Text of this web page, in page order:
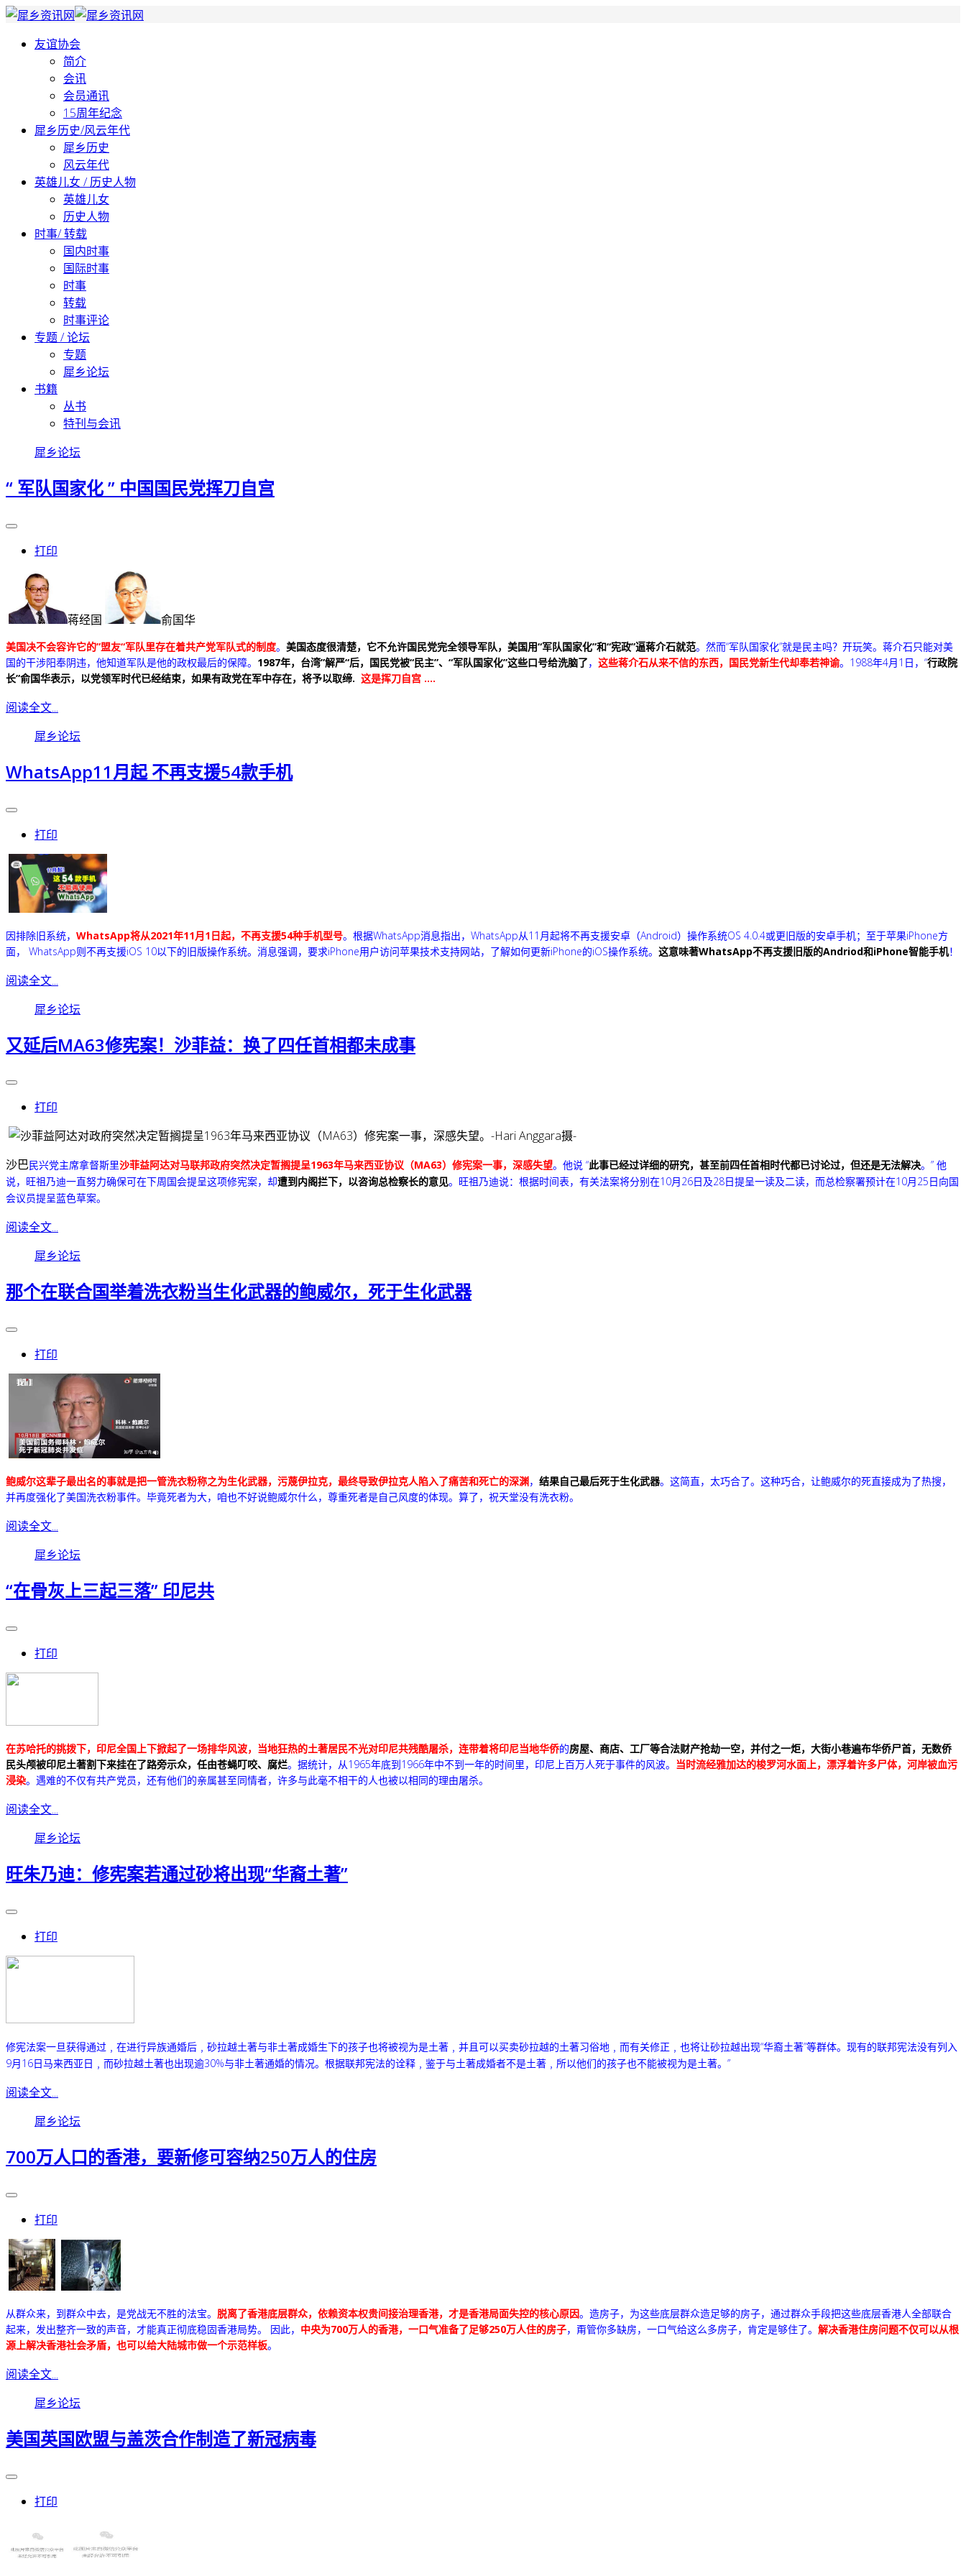
友谊协会
简介
会讯
会员通讯
15周年纪念
犀乡历史/风云年代
犀乡历史
风云年代
英雄儿女 / 历史人物
英雄儿女
历史人物
时事/ 转载
国内时事
国际时事
时事
转载
时事评论
专题 / 论坛
专题
犀乡论坛
书籍
丛书
特刊与会讯
犀乡论坛
“ 军队国家化 ” 中国国民党挥刀自宫
打印
蒋经国 俞国华
美国决不会容许它的”盟友“军队里存在着共产党军队式的制度。 美国态度很清楚，它不允许国民党完全领导军队，美国用“军队国家化”和“宪政”逼蒋介石就范。然而“军队国家化”就是民主吗？开玩笑。蒋介石只能对美
国的干涉阳奉阴违，他知道军队是他的政权最后的保障。 1987年，台湾”解严“后，国民党被“民主”、“军队国家化”这些口号给洗脑了， 这些蒋介石从来不信的东西，国民党新生代却奉若神谕。1988年4月1日，“行政院
长”俞国华表示，以党领军时代已经结束，如果有政党在军中存在，将予以取缔. 这是挥刀自宫 ....
阅读全文...
犀乡论坛
WhatsApp11月起 不再支援54款手机
打印
因排除旧系统， WhatsApp将从2021年11月1日起，不再支援54种手机型号。根据WhatsApp消息指出，WhatsApp从11月起将不再支援安卓（Android）操作系统OS 4.0.4或更旧版的安卓手机；至于苹果iPhone方
面， WhatsApp则不再支援iOS 10以下的旧版操作系统。消息强调，要求iPhone用户访问苹果技术支持网站，了解如何更新iPhone的iOS操作系统。 这意味著WhatsApp不再支援旧版的Andriod和iPhone智能手机！
阅读全文...
犀乡论坛
又延后MA63修宪案！沙菲益：换了四任首相都未成事
打印
沙巴民兴党主席拿督斯里沙菲益阿达对马联邦政府突然决定暂搁提呈1963年马来西亚协议（MA63）修宪案一事，深感失望。 他说 “此事已经过详细的研究，甚至前四任首相时代都已讨论过，但还是无法解决。” 他
说，旺祖乃迪一直努力确保可在下周国会提呈这项修宪案，却遭到内阁拦下，以咨询总检察长的意见。 旺祖乃迪说：根据时间表，有关法案将分别在10月26日及28日提呈一读及二读，而总检察署预计在10月25日向国
会议员提呈蓝色草案。
阅读全文...
犀乡论坛
那个在联合国举着洗衣粉当生化武器的鲍威尔，死于生化武器
打印
鲍威尔这辈子最出名的事就是把一管洗衣粉称之为生化武器，污蔑伊拉克，最终导致伊拉克人陷入了痛苦和死亡的深渊 ， 结果自己最后死于生化武器。 这简直，太巧合了。这种巧合，让鲍威尔的死直接成为了热搜，
并再度强化了美国洗衣粉事件。毕竟死者为大，咱也不好说鲍威尔什么，尊重死者是自己风度的体现。算了，祝天堂没有洗衣粉。
阅读全文...
犀乡论坛
“在骨灰上三起三落” 印尼共
打印
在苏哈托的挑拨下，印尼全国上下掀起了一场排华风波，当地狂热的土著居民不光对印尼共残酷屠杀，连带着将印尼当地华侨的房屋、商店、工厂等合法财产抢劫一空，并付之一炬，大街小巷遍布华侨尸首，无数侨
民头颅被印尼土著割下来挂在了路旁示众，任由苍蝇叮咬、腐烂。据统计，从1965年底到1966年中不到一年的时间里，印尼上百万人死于事件的风波。 当时流经雅加达的梭罗河水面上，漂浮着许多尸体，河岸被血污
浸染。遇难的不仅有共产党员，还有他们的亲属甚至同情者，许多与此毫不相干的人也被以相同的理由屠杀。
阅读全文...
犀乡论坛
旺朱乃迪：修宪案若通过砂将出现“华裔土著”
打印
修宪法案一旦获得通过﹐在进行异族通婚后﹐砂拉越土著与非土著成婚生下的孩子也将被视为是土著﹐并且可以买卖砂拉越的土著习俗地﹐而有关修正﹐也将让砂拉越出现“华裔土著”等群体。 现有的联邦宪法没有列入
9月16日马来西亚日﹐而砂拉越土著也出现逾30%与非土著通婚的情况。根据联邦宪法的诠释﹐鉴于与土著成婚者不是土著﹐所以他们的孩子也不能被视为是土著。”
阅读全文...
犀乡论坛
700万人口的香港，要新修可容纳250万人的住房
打印
从群众来，到群众中去，是党战无不胜的法宝。 脱离了香港底层群众，依赖资本权贵间接治理香港，才是香港局面失控的核心原因。造房子，为这些底层群众造足够的房子，通过群众手段把这些底层香港人全部联合
起来，发出整齐一致的声音，才能真正彻底稳固香港局势。 因此， 中央为700万人的香港，一口气准备了足够250万人住的房子，甭管你多缺房，一口气给这么多房子，肯定是够住了。 解决香港住房问题不仅可以从根
源上解决香港社会矛盾，也可以给大陆城市做一个示范样板。
阅读全文...
犀乡论坛
美国英国欧盟与盖茨合作制造了新冠病毒
打印